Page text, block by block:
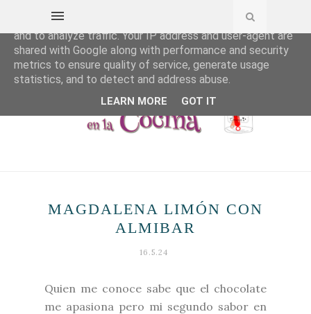
MAGDALENA LIMÓN CON
ALMIBAR
16.5.24
Quien me conoce sabe que el chocolate
me apasiona pero mi segundo sabor en
This site uses cookies from Google to deliver its services
and to analyze traffic. Your IP address and user-agent are
shared with Google along with performance and security
metrics to ensure quality of service, generate usage
statistics, and to detect and address abuse.
LEARN MORE GOT IT